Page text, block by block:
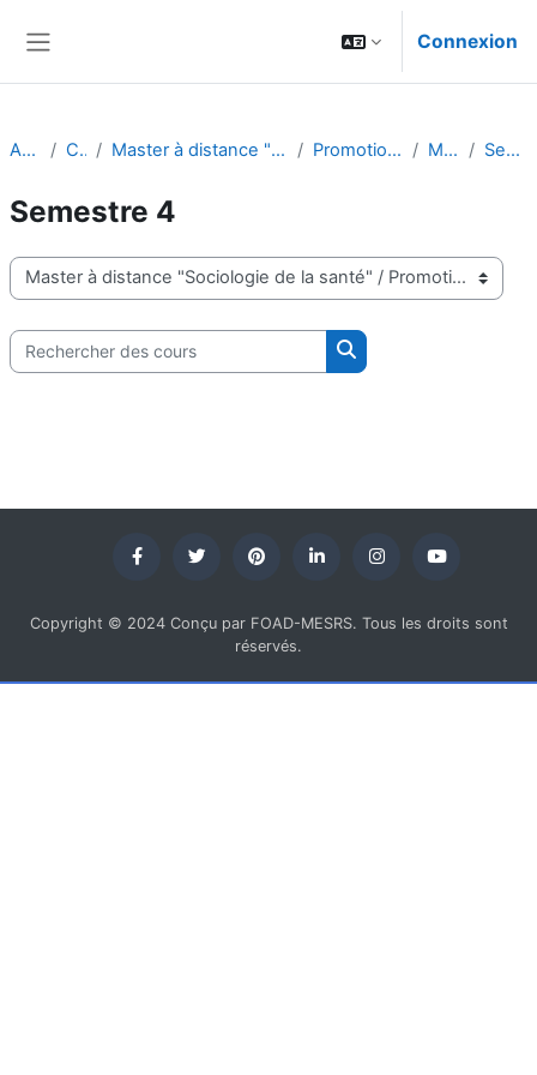
Connexion
Accueil Cours Master à distance "Sociologie de la santé" Promotion 2024/2025 Master 2 Semestre 4
Semestre 4
Catégories de cours
Rechercher des cours
Rechercher des cours
Copyright © 2024 Conçu par FOAD-MESRS. Tous les droits sont
réservés.